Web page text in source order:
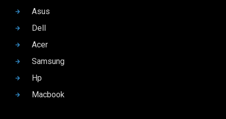
Asus
Dell
Acer
Samsung
Hp
Macbook